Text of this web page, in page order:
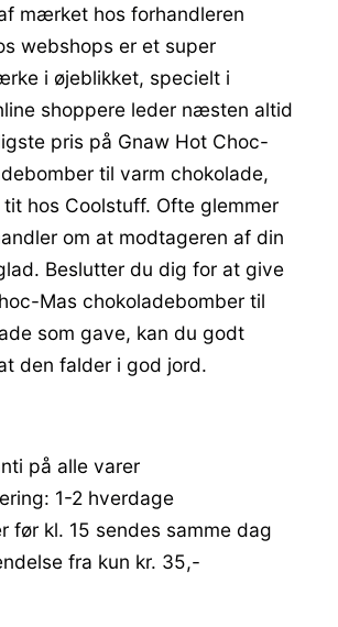
mærket hos forhandleren
webshops er et super
i øjeblikket, specielt i
shoppere leder næsten altid
pris på Gnaw Hot Choc-
til varm chokolade,
hos Coolstuff. Ofte glemmer
om at modtageren af din
Beslutter du dig for at give
Mas chokoladebomber til
som gave, kan du godt
den falder i god jord.
på alle varer
1-2 hverdage
før kl. 15 sendes samme dag
fra kun kr. 35,-